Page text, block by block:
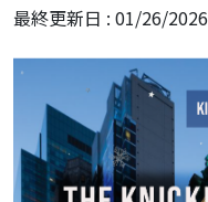
最終更新日 : 01/26/2026